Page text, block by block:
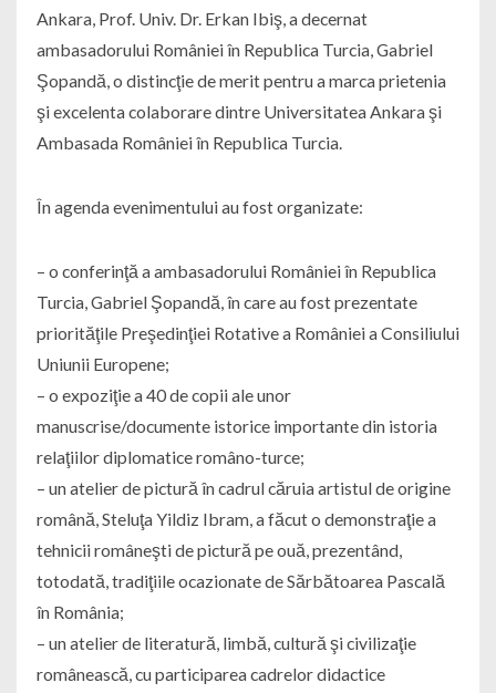
Ankara, Prof. Univ. Dr. Erkan Ibiş, a decernat
ambasadorului României în Republica Turcia, Gabriel
Şopandă, o distincţie de merit pentru a marca prietenia
şi excelenta colaborare dintre Universitatea Ankara şi
Ambasada României în Republica Turcia.
În agenda evenimentului au fost organizate:
– o conferinţă a ambasadorului României în Republica
Turcia, Gabriel Şopandă, în care au fost prezentate
priorităţile Preşedinţiei Rotative a României a Consiliului
Uniunii Europene;
– o expoziţie a 40 de copii ale unor
manuscrise/documente istorice importante din istoria
relaţiilor diplomatice româno-turce;
– un atelier de pictură în cadrul căruia artistul de origine
română, Steluţa Yildiz Ibram, a făcut o demonstraţie a
tehnicii româneşti de pictură pe ouă, prezentând,
totodată, tradiţiile ocazionate de Sărbătoarea Pascală
în România;
– un atelier de literatură, limbă, cultură şi civilizaţie
românească, cu participarea cadrelor didactice